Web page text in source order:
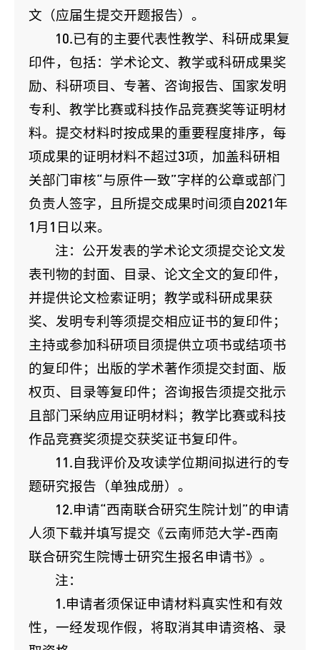
文（应届生提交开题报告）。
10.已有的主要代表性教学、科研成果复
印件，包括：学术论文、教学或科研成果奖
励、科研项目、专著、咨询报告、国家发明
专利、教学比赛或科技作品竞赛奖等证明材
料。提交材料时按成果的重要程度排序，每
项成果的证明材料不超过3项，加盖科研相
关部门审核“与原件一致”字样的公章或部门
负责人签字，且所提交成果时间须自2021年
1月1日以来。
注：公开发表的学术论文须提交论文发
表刊物的封面、目录、论文全文的复印件，
并提供论文检索证明；教学或科研成果获
奖、发明专利等须提交相应证书的复印件；
主持或参加科研项目须提供立项书或结项书
的复印件；出版的学术著作须提交封面、版
权页、目录等复印件；咨询报告须提交批示
且部门采纳应用证明材料；教学比赛或科技
作品竞赛奖须提交获奖证书复印件。
11.自我评价及攻读学位期间拟进行的专
题研究报告（单独成册）。
12.申请“西南联合研究生院计划”的申请
人须下载并填写提交《云南师范大学-西南
联合研究生院博士研究生报名申请书》。
注：
1.申请者须保证申请材料真实性和有效
性，一经发现作假，将取消其申请资格、录